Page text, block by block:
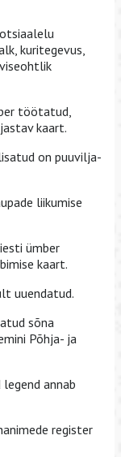
kuritegevus,
töötatud,
kaart.
on puuvilja-
liikumise
ümber
kaart.
uuendatud.
sõna
Põhja- ja
annab
register